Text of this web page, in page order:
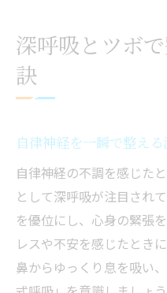
深呼吸とツボ
訣
自律神経を一瞬で整え
自律神経の不調を感じた
として深呼吸が注目され
を優位にし、心身の緊張
レスや不安を感じたとき
鼻からゆっくり息を吸い